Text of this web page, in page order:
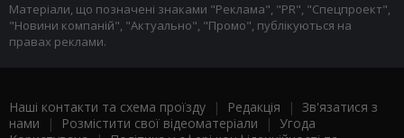
Матеріали, що позначені знаками "Реклама", "PR", "Спецпроект",
"Новини компаній", "Актуально", "Промо", публікуються на
правах реклами.
Наші контакти та схема проїзду | Редакція | Зв'язатися з
нами | Розмістити свої відеоматеріали | Угода